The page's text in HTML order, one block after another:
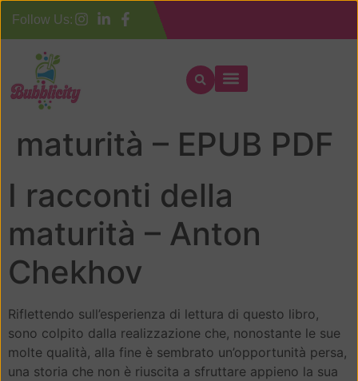
Follow Us:
I racconti della
maturità – EPUB PDF
I racconti della
maturità – Anton
Chekhov
Riflettendo sull’esperienza di lettura di questo libro,
sono colpito dalla realizzazione che, nonostante le sue
molte qualità, alla fine è sembrato un’opportunità persa,
una storia che non è riuscita a sfruttare appieno la sua